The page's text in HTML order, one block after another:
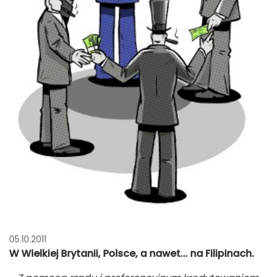
05.10.2011
W Wielkiej Brytanii, Polsce, a nawet... na Filipinach.